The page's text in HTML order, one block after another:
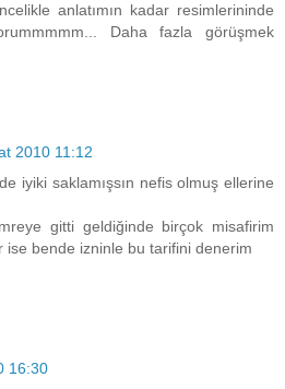
anlatımın kadar resimlerininde
Daha fazla görüşmek
2010 11:12
iyiki saklamışsın nefis olmuş ellerine
gitti geldiğinde birçok misafirim
ise bende izninle bu tarifini denerim
16:30